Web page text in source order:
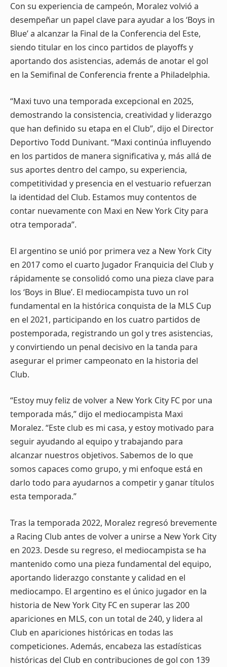
Con su experiencia de campeón, Moralez volvió a
desempeñar un papel clave para ayudar a los ‘Boys in
Blue’ a alcanzar la Final de la Conferencia del Este,
siendo titular en los cinco partidos de playoffs y
aportando dos asistencias, además de anotar el gol
en la Semifinal de Conferencia frente a Philadelphia.
“Maxi tuvo una temporada excepcional en 2025,
demostrando la consistencia, creatividad y liderazgo
que han definido su etapa en el Club”, dijo el Director
Deportivo Todd Dunivant. “Maxi continúa influyendo
en los partidos de manera significativa y, más allá de
sus aportes dentro del campo, su experiencia,
competitividad y presencia en el vestuario refuerzan
la identidad del Club. Estamos muy contentos de
contar nuevamente con Maxi en New York City para
otra temporada”.
El argentino se unió por primera vez a New York City
en 2017 como el cuarto Jugador Franquicia del Club y
rápidamente se consolidó como una pieza clave para
los ‘Boys in Blue’. El mediocampista tuvo un rol
fundamental en la histórica conquista de la MLS Cup
en el 2021, participando en los cuatro partidos de
postemporada, registrando un gol y tres asistencias,
y convirtiendo un penal decisivo en la tanda para
asegurar el primer campeonato en la historia del
Club.
“Estoy muy feliz de volver a New York City FC por una
temporada más,” dijo el mediocampista Maxi
Moralez. “Este club es mi casa, y estoy motivado para
seguir ayudando al equipo y trabajando para
alcanzar nuestros objetivos. Sabemos de lo que
somos capaces como grupo, y mi enfoque está en
darlo todo para ayudarnos a competir y ganar títulos
esta temporada.”
Tras la temporada 2022, Moralez regresó brevemente
a Racing Club antes de volver a unirse a New York City
en 2023. Desde su regreso, el mediocampista se ha
mantenido como una pieza fundamental del equipo,
aportando liderazgo constante y calidad en el
mediocampo. El argentino es el único jugador en la
historia de New York City FC en superar las 200
apariciones en MLS, con un total de 240, y lidera al
Club en apariciones históricas en todas las
competiciones. Además, encabeza las estadísticas
históricas del Club en contribuciones de gol con 139